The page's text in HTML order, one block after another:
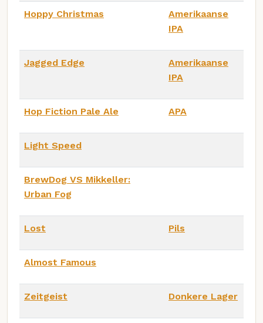
Hoppy Christmas
Amerikaanse
IPA
Jagged Edge
Amerikaanse
IPA
Hop Fiction Pale Ale APA
Light Speed
BrewDog VS Mikkeller:
Urban Fog
Lost Pils
Almost Famous
Zeitgeist Donkere Lager